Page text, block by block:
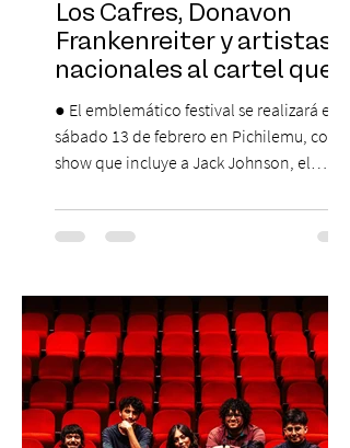
Los Cafres, Donavon
Frankenreiter y artistas
nacionales al cartel que
encabeza Jack Johnson
● El emblemático festival se realizará el
sábado 13 de febrero en Pichilemu, con un
show que incluye a Jack Johnson, el
El lunes 10 de agosto comienza la
Preventa Exclusiva Santander con 30%
stock). Posterior a esta preventa exclusiva
se da inicio a la segunda etapa con una
preventa con 20% descuento para los
clientes del mismo banco y 20% para las
personas que se pre inscribieron y el miérc